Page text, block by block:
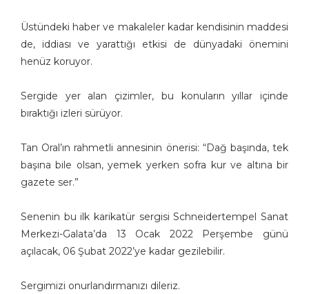
Üstündeki haber ve makaleler kadar kendisinin maddesi
de, iddiası ve yarattığı etkisi de dünyadaki önemini
henüz koruyor.
Sergide yer alan çizimler, bu konuların yıllar içinde
bıraktığı izleri sürüyor.
Tan Oral’ın rahmetli annesinin önerisi: “Dağ başında, tek
başına bile olsan, yemek yerken sofra kur ve altına bir
gazete ser.”
Senenin bu ilk karikatür sergisi Schneidertempel Sanat
Merkezi-Galata’da 13 Ocak 2022 Perşembe günü
açılacak, 06 Şubat 2022’ye kadar gezilebilir.
Sergimizi onurlandırmanızı dileriz.